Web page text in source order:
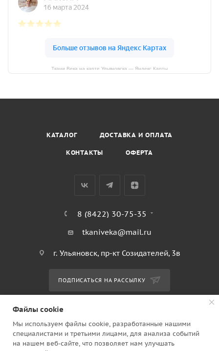
Ткани Века на карте Ульяновска — Яндекс Карты
КАТАЛОГ ДОСТАВКА И ОПЛАТА
КОНТАКТЫ ОФЕРТА
8 (8422) 30-75-35
tkaniveka@mail.ru
г. Ульяновск, пр-кт Созидателей, 3в
ПОДПИСАТЬСЯ НА РАССЫЛКУ
2010 - 2026 © Ткани века. Ульяновск ИП Клинков Юрий
Файлы cookie
Мы используем файлы cookie, разработанные нашими
специалистами и третьими лицами, для анализа событий
на нашем веб-сайте, что позволяет нам улучшать